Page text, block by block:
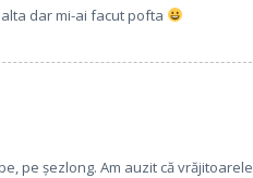
dar mi-ai facut pofta
pe șezlong. Am auzit că vrăjitoarele